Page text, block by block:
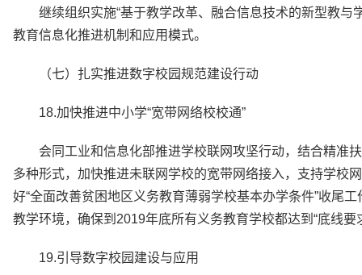
继续组织实施“基于教学改革、融合信息技术的新型教
教育信息化推进机制和应用模式。
（七）扎实推进数字校园规范建设行动
18.加快推进中小学“宽带网络校校通”
会同工业和信息化部推进学校联网攻坚行动，结合精准
多种形式，加快推进未联网学校的宽带网络接入，支持学校
好“全面改善贫困地区义务教育薄弱学校基本办学条件”收尾
教学环境，确保到2019年底所有义务教育学校都达到“底线要
19.引导数字校园建设与应用